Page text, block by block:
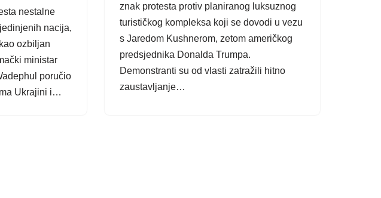
nestalne
nacija,
ozbiljan
ministar
poručio
Ukrajini i…
znak protesta protiv planiranog luksuznog
turističkog kompleksa koji se dovodi u vezu
s Jaredom Kushnerom, zetom američkog
predsjednika Donalda Trumpa.
Demonstranti su od vlasti zatražili hitno
zaustavljanje…